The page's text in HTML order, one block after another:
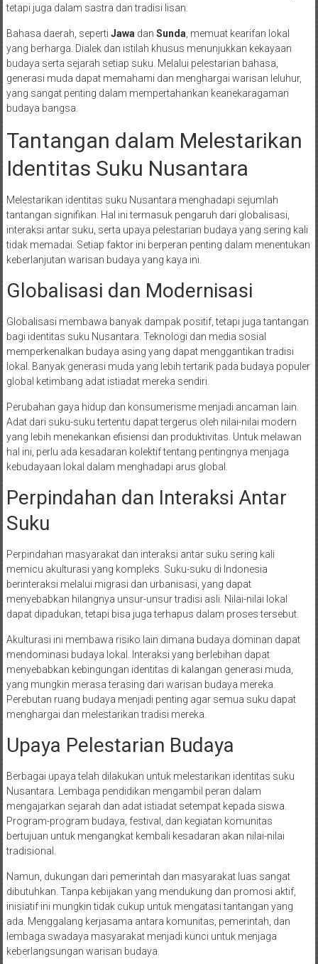
tetapi juga dalam sastra dan tradisi lisan.
Bahasa daerah, seperti Jawa dan Sunda , memuat kearifan lokal
yang berharga. Dialek dan istilah khusus menunjukkan kekayaan
budaya serta sejarah setiap suku. Melalui pelestarian bahasa,
generasi muda dapat memahami dan menghargai warisan leluhur,
yang sangat penting dalam mempertahankan keanekaragaman
budaya bangsa.
Tantangan dalam Melestarikan
Identitas Suku Nusantara
Melestarikan identitas suku Nusantara menghadapi sejumlah
tantangan signifikan. Hal ini termasuk pengaruh dari globalisasi,
interaksi antar suku, serta upaya pelestarian budaya yang sering kali
tidak memadai. Setiap faktor ini berperan penting dalam menentukan
keberlanjutan warisan budaya yang kaya ini.
Globalisasi dan Modernisasi
Globalisasi membawa banyak dampak positif, tetapi juga tantangan
bagi identitas suku Nusantara. Teknologi dan media sosial
memperkenalkan budaya asing yang dapat menggantikan tradisi
lokal. Banyak generasi muda yang lebih tertarik pada budaya populer
global ketimbang adat istiadat mereka sendiri.
Perubahan gaya hidup dan konsumerisme menjadi ancaman lain.
Adat dari suku-suku tertentu dapat tergerus oleh nilai-nilai modern
yang lebih menekankan efisiensi dan produktivitas. Untuk melawan
hal ini, perlu ada kesadaran kolektif tentang pentingnya menjaga
kebudayaan lokal dalam menghadapi arus global.
Perpindahan dan Interaksi Antar
Suku
Perpindahan masyarakat dan interaksi antar suku sering kali
memicu akulturasi yang kompleks. Suku-suku di Indonesia
berinteraksi melalui migrasi dan urbanisasi, yang dapat
menyebabkan hilangnya unsur-unsur tradisi asli. Nilai-nilai lokal
dapat dipadukan, tetapi bisa juga terhapus dalam proses tersebut.
Akulturasi ini membawa risiko lain dimana budaya dominan dapat
mendominasi budaya lokal. Interaksi yang berlebihan dapat
menyebabkan kebingungan identitas di kalangan generasi muda,
yang mungkin merasa terasing dari warisan budaya mereka.
Perebutan ruang budaya menjadi penting agar semua suku dapat
menghargai dan melestarikan tradisi mereka.
Upaya Pelestarian Budaya
Berbagai upaya telah dilakukan untuk melestarikan identitas suku
Nusantara. Lembaga pendidikan mengambil peran dalam
mengajarkan sejarah dan adat istiadat setempat kepada siswa.
Program-program budaya, festival, dan kegiatan komunitas
bertujuan untuk mengangkat kembali kesadaran akan nilai-nilai
tradisional.
Namun, dukungan dari pemerintah dan masyarakat luas sangat
dibutuhkan. Tanpa kebijakan yang mendukung dan promosi aktif,
inisiatif ini mungkin tidak cukup untuk mengatasi tantangan yang
ada. Menggalang kerjasama antara komunitas, pemerintah, dan
lembaga swadaya masyarakat menjadi kunci untuk menjaga
keberlangsungan warisan budaya.